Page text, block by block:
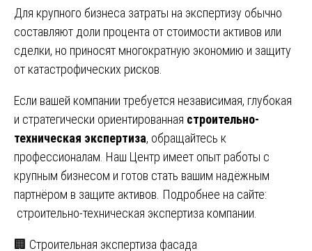
Для крупного бизнеса затраты на экспертизу обычно
составляют доли процента от стоимости активов или
сделки, но приносят многократную экономию и защиту
от катастрофических рисков.
Если вашей компании требуется независимая, глубокая
и стратегически ориентированная строительно-
техническая экспертиза, обращайтесь к
профессионалам. Наш Центр имеет опыт работы с
крупным бизнесом и готов стать вашим надёжным
партнёром в защите активов. Подробнее на сайте:
строительно-техническая экспертиза компании
🏢 Строительная экспертиза фасада